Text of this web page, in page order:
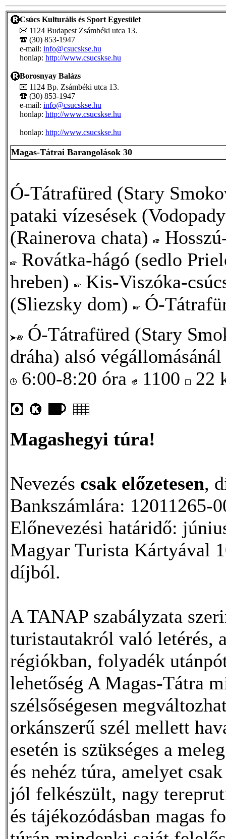
Csúcs Kulturális és Sport Egyesület
1124 Budapest Zsámbéki utca 13.
(30) 853-1947
e-mail: info@csucskse.hu
honlap: http://www.csucskse.hu
Borosnyay Balázs
1124 Bp. Zsámbéki utca 13.
(30) 853-1947
e-mail: info@csucskse.hu
honlap: http://www.csucskse.hu
honlap: http://www.csucskse.hu
Magas-Tátrai Barangolások 30
Ó-Tátrafüred (Stary
pataki vízesések
(Rainerova chata)
Rovátka-hágó (sedlo
hreben)
Kis-Viszóka-
(Sliezsky dom)
Ó-
Ó-Tátrafüred (Stary
dráha) alsó végállomásánál
6:00-8:20 óra
1100 22
Magashegyi túra!
Nevezés csak előzetesen,
Bankszámlára: 12011265-
Előnevezési határidő:
Magyar Turista Kártyával
díjból.
A TANAP szabályzata
turistautakról való letérés,
régiókban, folyadék
lehetőség A Magas-Tátra
szélsőségesen
orkánszerű szél mellett
esetén is szükséges a
és nehéz túra, amelyet
jól felkészült, nagy
és tájékozódásban magas